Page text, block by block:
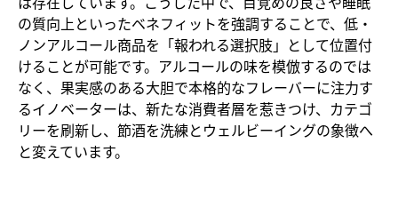
の質向上といったベネフィットを強調することで、低・
ノンアルコール商品を「報われる選択肢」として位置付
けることが可能です。アルコールの味を模倣するのでは
なく、果実感のある大胆で本格的なフレーバーに注力す
るイノベーターは、新たな消費者層を惹きつけ、カテゴ
リーを刷新し、節酒を洗練とウェルビーイングの象徴へ
と変えています。